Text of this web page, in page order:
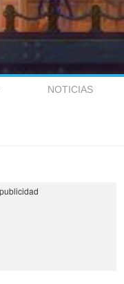
NOTICIAS